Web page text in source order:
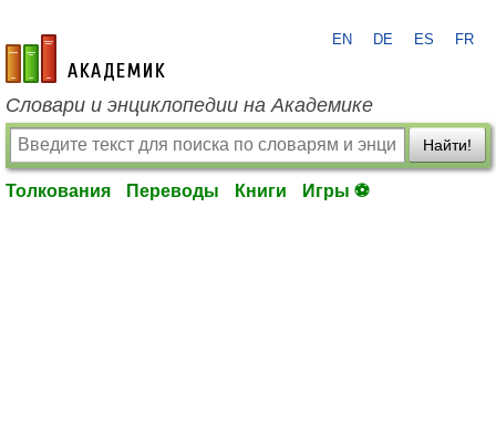
academic.ru
EN DE ES FR
Словари и энциклопедии на Академике
Найти!
Толкования Переводы Книги Игры ⚽